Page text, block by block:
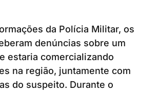
da Polícia Militar, os
denúncias sobre um
estaria comercializando
na região, juntamente com
do suspeito. Durante o